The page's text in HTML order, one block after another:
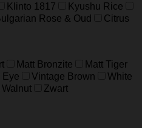
Klinto 1817
Kyushu Rice
Rose & Oud
Citrus
Matt Bronzite
Matt Tiger
Eye Vintage Brown
White
Walnut
Zwart